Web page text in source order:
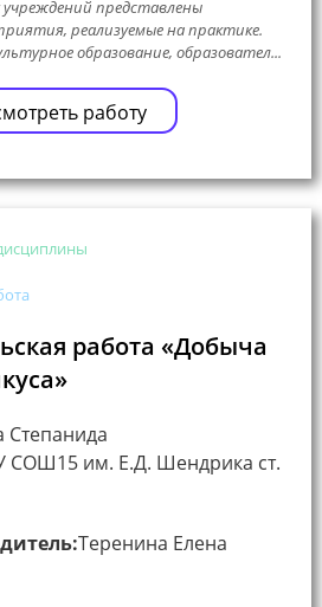
представлены
реализуемые на практике.
образование, образовател...
работу
работа «Добыча
Степанида
СОШ15 им. Е.Д. Шендрика ст.
Теренина Елена